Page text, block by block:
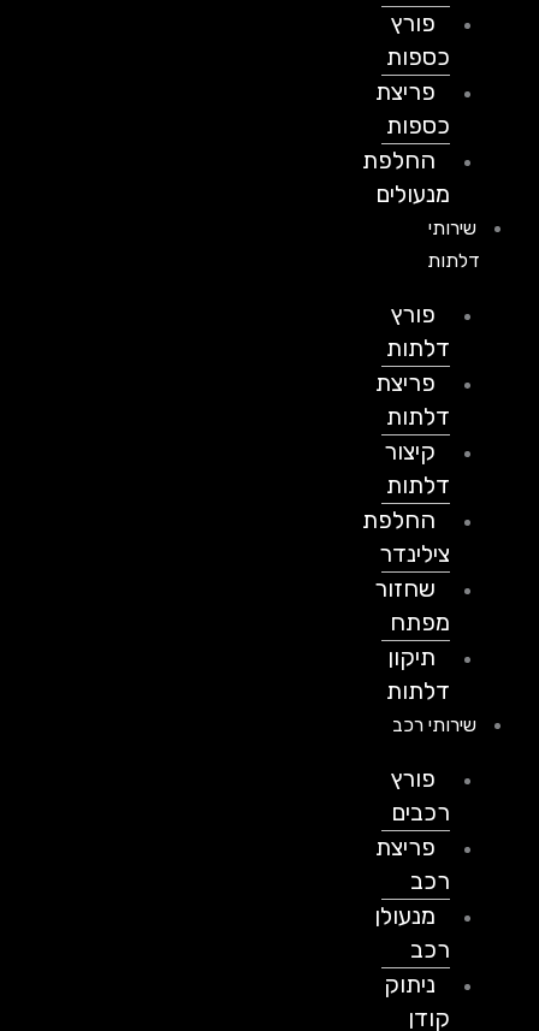
פורץ
כספות
פריצת
כספות
החלפת
מנעולים
שירותי
דלתות
פורץ
דלתות
פריצת
דלתות
קיצור
דלתות
החלפת
צילינדר
שחזור
מפתח
תיקון
דלתות
שירותי רכב
פורץ
רכבים
פריצת
מנעולן
ניתוק